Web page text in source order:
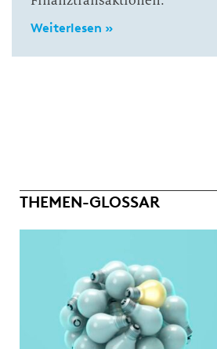
Weiterlesen »
THEMEN-GLOSSAR